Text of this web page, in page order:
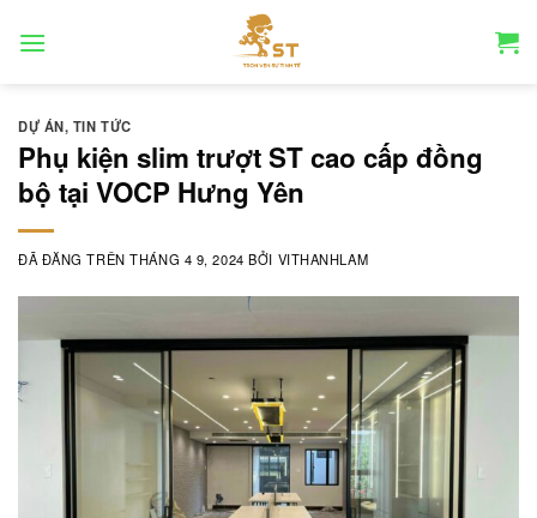
đến
DỰ ÁN, TIN TỨC
Phụ kiện slim trượt ST cao cấp đồng
bộ tại VOCP Hưng Yên
ĐÃ ĐĂNG TRÊNTHÁNG 4 9, 2024 BỞI VITHANHLAM